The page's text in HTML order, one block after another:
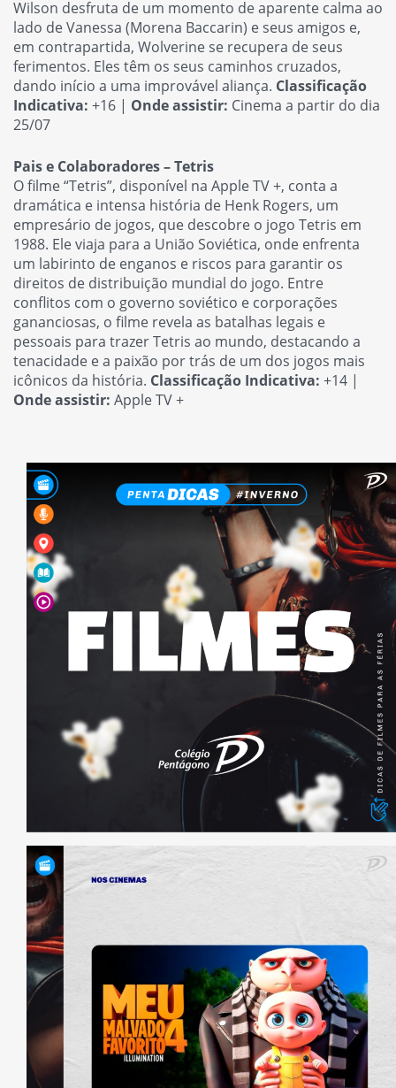
Wilson desfruta de um momento de aparente calma ao
lado de Vanessa (Morena Baccarin) e seus amigos e,
em contrapartida, Wolverine se recupera de seus
ferimentos. Eles têm os seus caminhos cruzados,
dando início a uma improvável aliança. Classificação
Indicativa: +16 | Onde assistir: Cinema a partir do dia
25/07
Pais e Colaboradores – Tetris
O filme “Tetris”, disponível na Apple TV +, conta a
dramática e intensa história de Henk Rogers, um
empresário de jogos, que descobre o jogo Tetris em
1988. Ele viaja para a União Soviética, onde enfrenta
um labirinto de enganos e riscos para garantir os
direitos de distribuição mundial do jogo. Entre
conflitos com o governo soviético e corporações
gananciosas, o filme revela as batalhas legais e
pessoais para trazer Tetris ao mundo, destacando a
tenacidade e a paixão por trás de um dos jogos mais
icônicos da história. Classificação Indicativa: +14 |
Onde assistir: Apple TV +